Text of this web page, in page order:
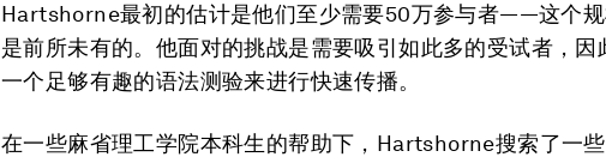
Hartshorne最初的估计是他们至少需要50万参与者——这个规
是前所未有的。他面对的挑战是需要吸引如此多的受试者，因
一个足够有趣的语法测验来进行快速传播。
在一些麻省理工学院本科生的帮助下，Hartshorne搜索了一